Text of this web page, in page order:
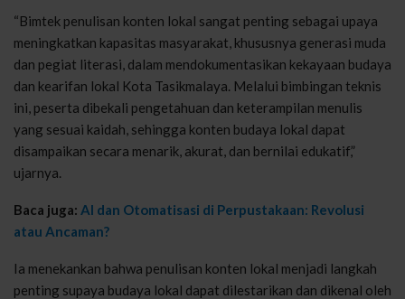
“Bimtek penulisan konten lokal sangat penting sebagai upaya
meningkatkan kapasitas masyarakat, khususnya generasi muda
dan pegiat literasi, dalam mendokumentasikan kekayaan budaya
dan kearifan lokal Kota Tasikmalaya. Melalui bimbingan teknis
ini, peserta dibekali pengetahuan dan keterampilan menulis
yang sesuai kaidah, sehingga konten budaya lokal dapat
disampaikan secara menarik, akurat, dan bernilai edukatif,”
ujarnya.
Baca juga: AI dan Otomatisasi di Perpustakaan: Revolusi
atau Ancaman?
Ia menekankan bahwa penulisan konten lokal menjadi langkah
penting supaya budaya lokal dapat dilestarikan dan dikenal oleh